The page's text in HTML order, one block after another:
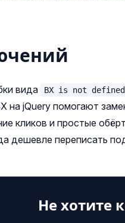
вида BX is not defined
на jQuery помогают
кликов и простые
дешевле переписать
Не хотите